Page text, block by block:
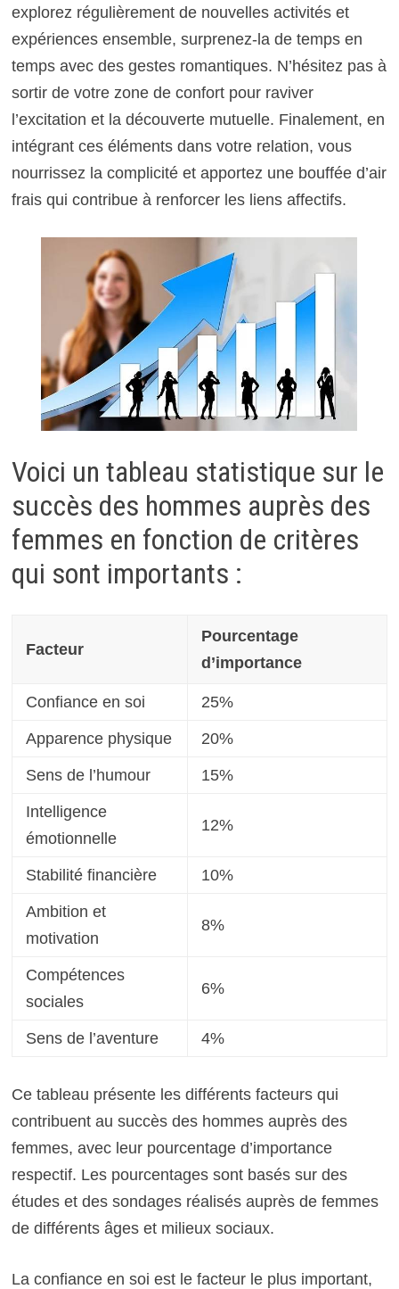
explorez régulièrement de nouvelles activités et
expériences ensemble, surprenez-la de temps en
temps avec des gestes romantiques. N’hésitez pas à
sortir de votre zone de confort pour raviver
l’excitation et la découverte mutuelle. Finalement, en
intégrant ces éléments dans votre relation, vous
nourrissez la complicité et apportez une bouffée d’air
frais qui contribue à renforcer les liens affectifs.
Voici un tableau statistique sur le
succès des hommes auprès des
femmes en fonction de critères
qui sont importants :
Facteur
Pourcentage
d’importance
Confiance en soi 25%
Apparence physique 20%
Sens de l’humour 15%
Intelligence
émotionnelle
12%
Stabilité financière 10%
Ambition et
motivation
8%
Compétences
sociales
6%
Sens de l’aventure 4%
Ce tableau présente les différents facteurs qui
contribuent au succès des hommes auprès des
femmes, avec leur pourcentage d’importance
respectif. Les pourcentages sont basés sur des
études et des sondages réalisés auprès de femmes
de différents âges et milieux sociaux.
La confiance en soi est le facteur le plus important,